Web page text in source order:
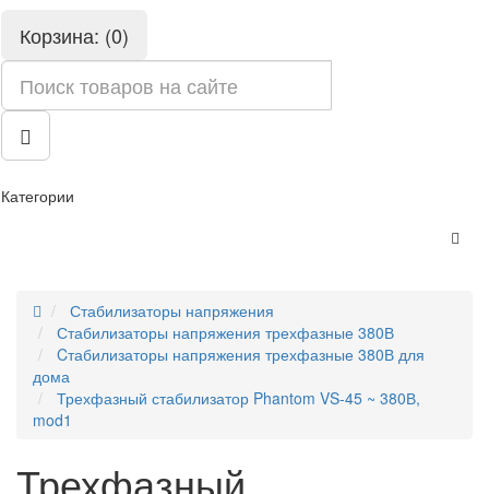
Корзина: (0)
Категории
Стабилизаторы напряжения
Стабилизаторы напряжения трехфазные 380В
Cтабилизаторы напряжения трехфазные 380В для
дома
Трехфазный стабилизатор Phantom VS-45 ~ 380В,
mod1
Трехфазный